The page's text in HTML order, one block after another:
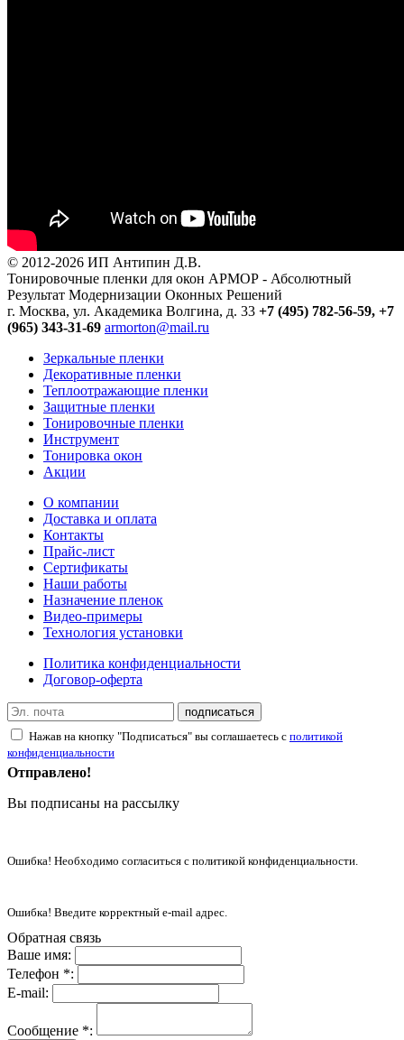
© 2012-2026 ИП Антипин Д.В.
Тонировочные пленки для окон АРМОР - Абсолютный
Результат Модернизации Оконных Решений
г. Москва, ул. Академика Волгина, д. 33 +7 (495) 782-56-59, +7
(965) 343-31-69 armorton@mail.ru
Зеркальные пленки
Декоративные пленки
Теплоотражающие пленки
Защитные пленки
Тонировочные пленки
Инструмент
Тонировка окон
Акции
О компании
Доставка и оплата
Контакты
Прайс-лист
Сертификаты
Наши работы
Назначение пленок
Видео-примеры
Технология установки
Политика конфиденциальности
Договор-оферта
подписаться
Нажав на кнопку "Подписаться" вы соглашаетесь с политикой
конфиденциальности
Отправлено!
Вы подписаны на рассылку
Ошибка! Необходимо согласиться с политикой конфиденциальности.
Ошибка! Введите корректный e-mail адрес.
Обратная связь
Ваше имя:
Телефон *:
E-mail:
Сообщение *: